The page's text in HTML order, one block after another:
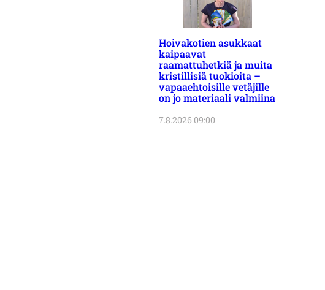
Hoivakotien asukkaat
kaipaavat
raamattuhetkiä ja muita
kristillisiä tuokioita –
vapaaehtoisille vetäjille
on jo materiaali valmiina
7.8.2026 09:00